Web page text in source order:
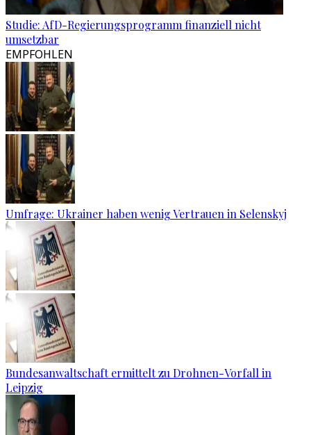
Studie: AfD-Regierungsprogramm finanziell nicht
umsetzbar
EMPFOHLEN
Umfrage: Ukrainer haben wenig Vertrauen in Selenskyj
Bundesanwaltschaft ermittelt zu Drohnen-Vorfall in
Leipzig